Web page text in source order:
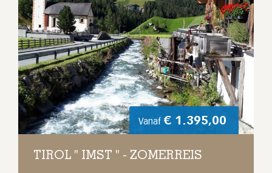
Vanaf € 1.395,00
TIROL " IMST " - ZOMERREIS